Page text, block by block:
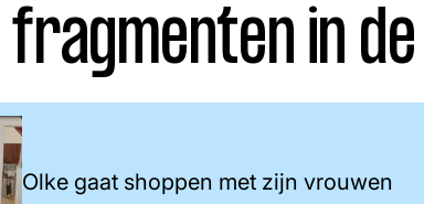
in
Olke gaat shoppen met zijn vrouwen